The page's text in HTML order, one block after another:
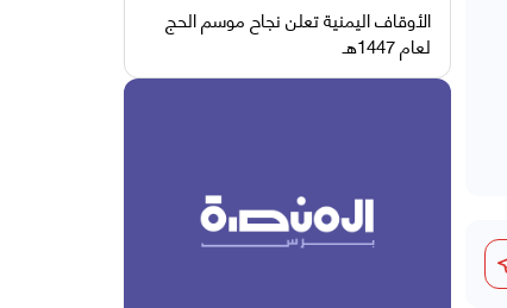
الأوقاف اليمنية تعلن نجاح موسم الحج
لعام 1447هـ